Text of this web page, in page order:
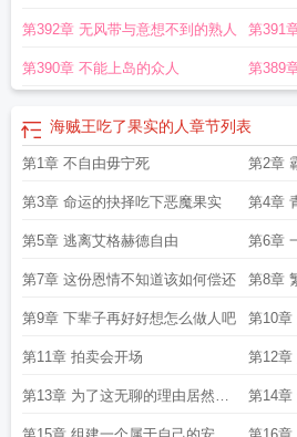
进入新世界 群岛
第392章 无风带与意想不到的熟人 第391
第390章 不能上岛的众人 第389
海贼王吃了果实的人章节列表
第1章 不自由毋宁死 第2章
第3章 命运的抉择吃下恶魔果实 第4章
第5章 逃离艾格赫德自由 第6章
第7章 这份恩情不知道该如何偿还 第8章
第9章 下辈子再好好想怎么做人吧 第10章
第11章 拍卖会开场 第12章
第13章 为了这无聊的理由居然出
卖自己的良心
第14章